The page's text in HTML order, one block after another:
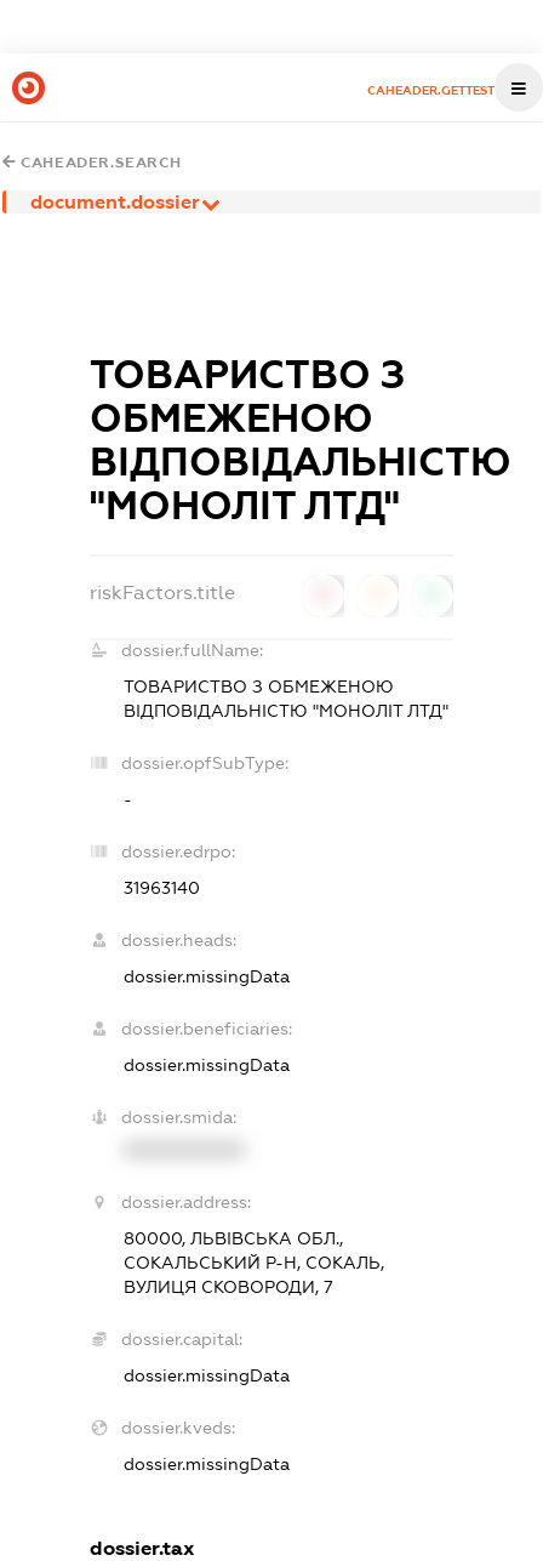
CAHEADER.GETTEST
CAHEADER.SEARCH
document.dossier
ТОВАРИСТВО З
ОБМЕЖЕНОЮ
ВІДПОВІДАЛЬНІСТЮ
"МОНОЛІТ ЛТД"
riskFactors.title
dossier.fullName:
ТОВАРИСТВО З ОБМЕЖЕНОЮ
ВІДПОВІДАЛЬНІСТЮ "МОНОЛІТ ЛТД"
dossier.opfSubType:
-
dossier.edrpo:
31963140
dossier.heads:
dossier.missingData
dossier.beneficiaries:
dossier.missingData
dossier.smida:
dossier.address:
80000, ЛЬВІВСЬКА ОБЛ.,
СОКАЛЬСЬКИЙ Р-Н, СОКАЛЬ,
ВУЛИЦЯ СКОВОРОДИ, 7
dossier.capital:
dossier.missingData
dossier.kveds:
dossier.missingData
dossier.tax